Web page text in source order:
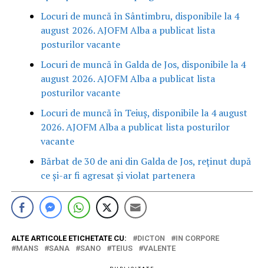
Locuri de muncă în Sântimbru, disponibile la 4
august 2026. AJOFM Alba a publicat lista
posturilor vacante
Locuri de muncă în Galda de Jos, disponibile la 4
august 2026. AJOFM Alba a publicat lista
posturilor vacante
Locuri de muncă în Teiuș, disponibile la 4 august
2026. AJOFM Alba a publicat lista posturilor
vacante
Bărbat de 30 de ani din Galda de Jos, reținut după
ce și-ar fi agresat și violat partenera
ALTE ARTICOLE ETICHETATE CU: DICTON
IN CORPORE
MANS
SANA SANO TEIUS VALENTE